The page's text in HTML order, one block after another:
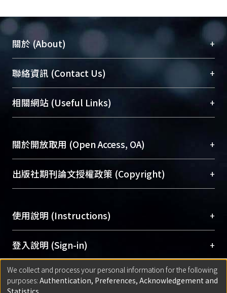
關於 (About) +
臺大位居世界頂尖大學之列，為永久珍藏及向國際
展現本校豐碩的研究成果及學術能量，圖書館整合
機構典藏（NTUR）與學術庫（AH）不同功能平
台，成為臺大學術典藏NTU scholars。期能整合研
成果。
To permanently archive and promote researcher
profiles and scholarly works, Library integrates the
services of “NTU Repository” with “Academic
聯絡資訊 (Contact Us) +
總館學科館員(Main Library)
醫學圖書館學科館員(Medical Library)
Sciences Library)
相關網站 (Useful Links) +
關於開放取用 (Open Access, OA) +
開放取用是從使用者角度提升資訊取用性的社會運
動，應用在學術研究上是透過將研究著作公開供使
用逐年攀升。同時可加速研究發展、提升研究影響
Archive）平台。 （點選深入了解OA）
出版社期刊論文授權政策 (Copyright) +
含部分內容的版權非匯入者所有，或由第三方贊
助與合作完成，請確認該版權所有者及第三方同
意提供此授權。
Please represent that the submission is your
original work, and that you have the right to
grant the rights to upload.
使用說明 (Instructions) +
網站簡介(Quickstart Guide)
使用手冊(Instruction Manual)
線上預約服務(Booking Service)
登入說明 (Sign-in) +
方案一：臺灣大學計算機中心帳號登入
(With C&INC Email Account)
匯入著作 (Submission) +
We collect and process your personal information for the following
purposes: Authentication, Preferences, Acknowledgement and
Statistics